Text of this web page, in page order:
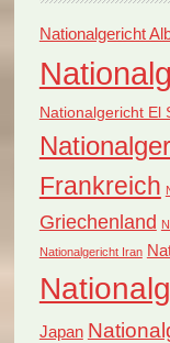
Nationalgericht
Nationalgericht El
Frankreich
Griechenland
Nationalgericht Iran
Japan